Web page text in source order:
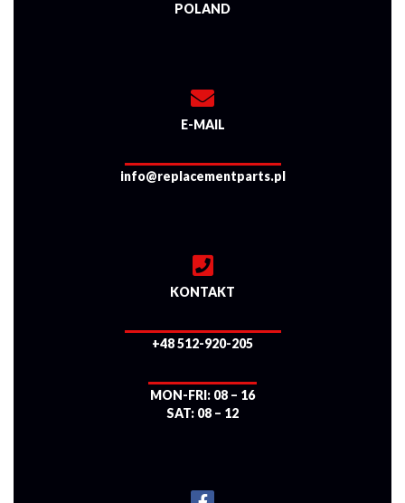
POLAND
E-MAIL
info@replacementparts.pl
KONTAKT
+48 512-920-205
MON-FRI: 08 – 16
SAT: 08 – 12